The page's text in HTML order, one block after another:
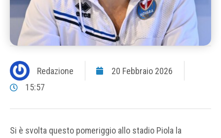
Redazione
20 Febbraio 2026
15:57
Si è svolta questo pomeriggio allo stadio Piola la